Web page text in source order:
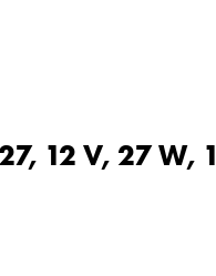
12 V, 27 W, 1